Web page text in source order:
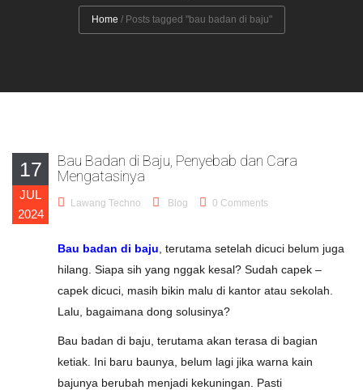
Home / Posts tagged "bau badan di baju"
17
JUL
2024
Bau Badan di Baju, Penyebab dan Cara
Mengatasinya
Lawang Techno Blog 0 Comments
Bau badan di baju , terutama setelah dicuci belum juga
hilang. Siapa sih yang nggak kesal? Sudah capek –
capek dicuci, masih bikin malu di kantor atau sekolah.
Lalu, bagaimana dong solusinya?
Bau badan di baju, terutama akan terasa di bagian
ketiak. Ini baru baunya, belum lagi jika warna kain
bajunya berubah menjadi kekuningan. Pasti